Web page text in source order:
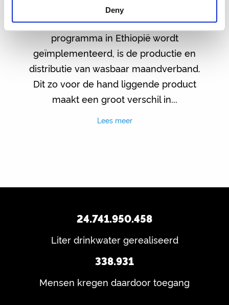
Deny
Een mooi detail van het WASH
programma in Ethiopië wordt
geïmplementeerd, is de productie en
distributie van wasbaar maandverband.
Dit zo voor de hand liggende product
maakt een groot verschil in...
Lees meer
24.741.950.458
Liter drinkwater gerealiseerd
338.931
Mensen kregen daardoor toegang